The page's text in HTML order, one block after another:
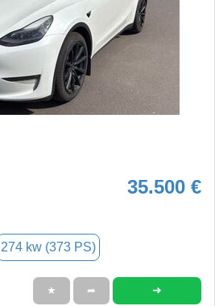
35.500 €
274 kw (373 PS)
★ ➦ ➜